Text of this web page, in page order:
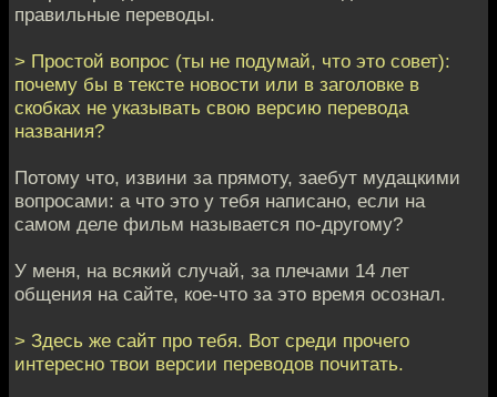
правильные переводы.
> Простой вопрос (ты не подумай, что это совет):
почему бы в тексте новости или в заголовке в
скобках не указывать свою версию перевода
названия?
Потому что, извини за прямоту, заебут мудацкими
вопросами: а что это у тебя написано, если на
самом деле фильм называется по-другому?
У меня, на всякий случай, за плечами 14 лет
общения на сайте, кое-что за это время осознал.
> Здесь же сайт про тебя. Вот среди прочего
интересно твои версии переводов почитать.